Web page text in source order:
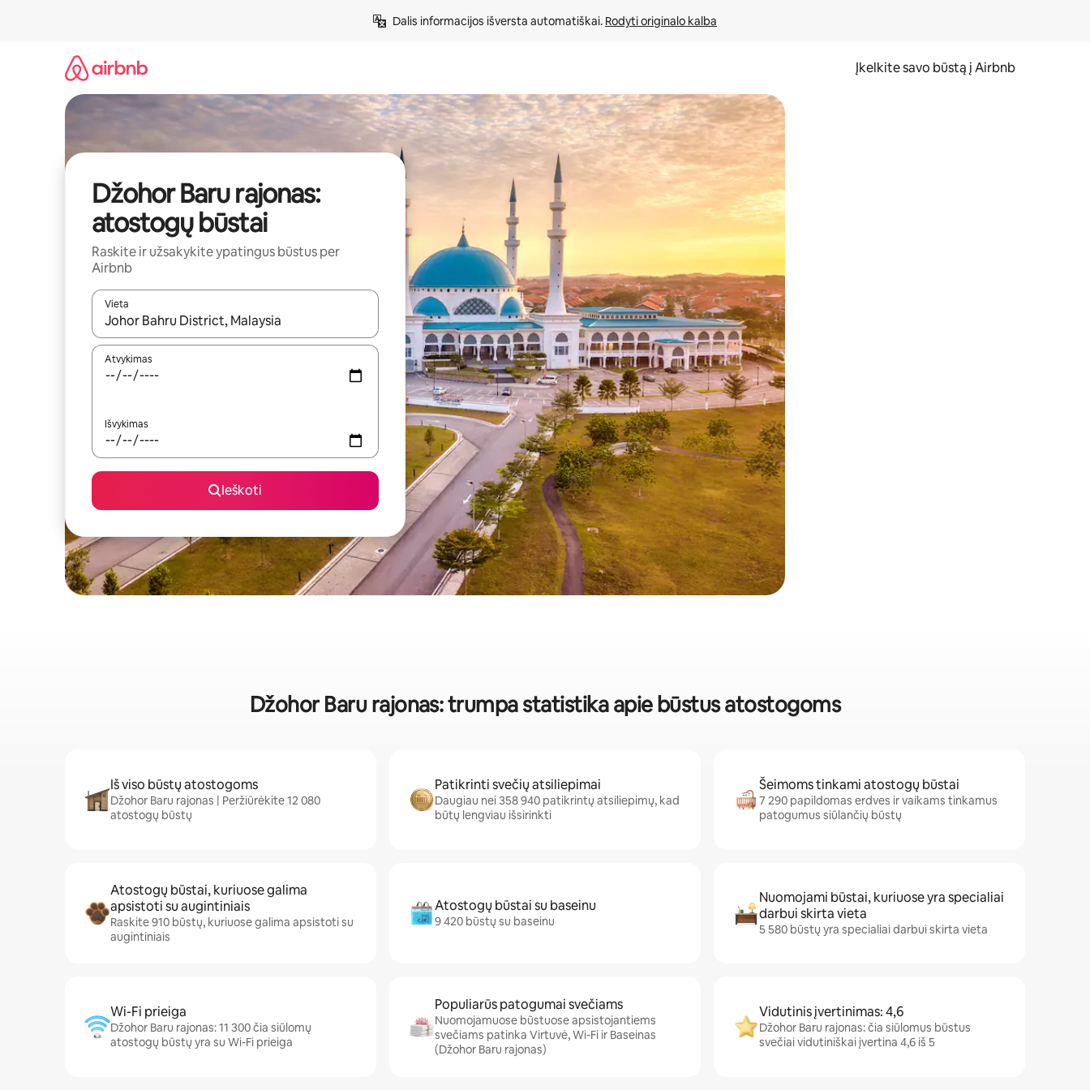
Dalis informacijos išversta automatiškai. Rodyti originalo kalba
Įkelkite savo būstą į Airbnb
Džohor Baru rajonas:
atostogų būstai
Raskite ir užsakykite ypatingus būstus per
Airbnb
Vieta
Kai pasirodys paieškos rezultatai, juos naršyti galite naudodami rodykles aukštyn ir žemyn arba liesdami ir braukdami per ekraną.
Atvykimas
Išvykimas
Ieškoti
Džohor Baru rajonas: trumpa statistika apie būstus atostogoms
Iš viso būstų atostogoms
Džohor Baru rajonas | Peržiūrėkite 12 080
atostogų būstų
Patikrinti svečių atsiliepimai
Daugiau nei 358 940 patikrintų atsiliepimų, kad
būtų lengviau išsirinkti
Šeimoms tinkami atostogų būstai
7 290 papildomas erdves ir vaikams tinkamus
patogumus siūlančių būstų
Atostogų būstai, kuriuose galima
apsistoti su augintiniais
Raskite 910 būstų, kuriuose galima apsistoti su
augintiniais
Atostogų būstai su baseinu
9 420 būstų su baseinu
Nuomojami būstai, kuriuose yra specialiai
darbui skirta vieta
5 580 būstų yra specialiai darbui skirta vieta
Wi-Fi prieiga
Džohor Baru rajonas: 11 300 čia siūlomų
atostogų būstų yra su Wi-Fi prieiga
Populiarūs patogumai svečiams
Nuomojamuose būstuose apsistojantiems
svečiams patinka Virtuvė, Wi-Fi ir Baseinas
(Džohor Baru rajonas)
Vidutinis įvertinimas: 4,6
Džohor Baru rajonas: čia siūlomus būstus
svečiai vidutiniškai įvertina 4,6 iš 5